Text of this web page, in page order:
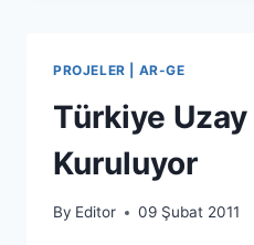
PROJELER | AR-GE
Türkiye
Kuruluyor
By Editor 09 Şubat 2011